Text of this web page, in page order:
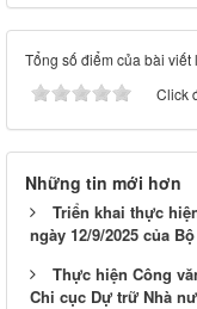
Tổng số điểm của bài viết
Click
Những tin mới hơn
Triển khai thực
ngày 12/9/2025 của
Thực hiện Công
Chi cục Dự trữ Nhà